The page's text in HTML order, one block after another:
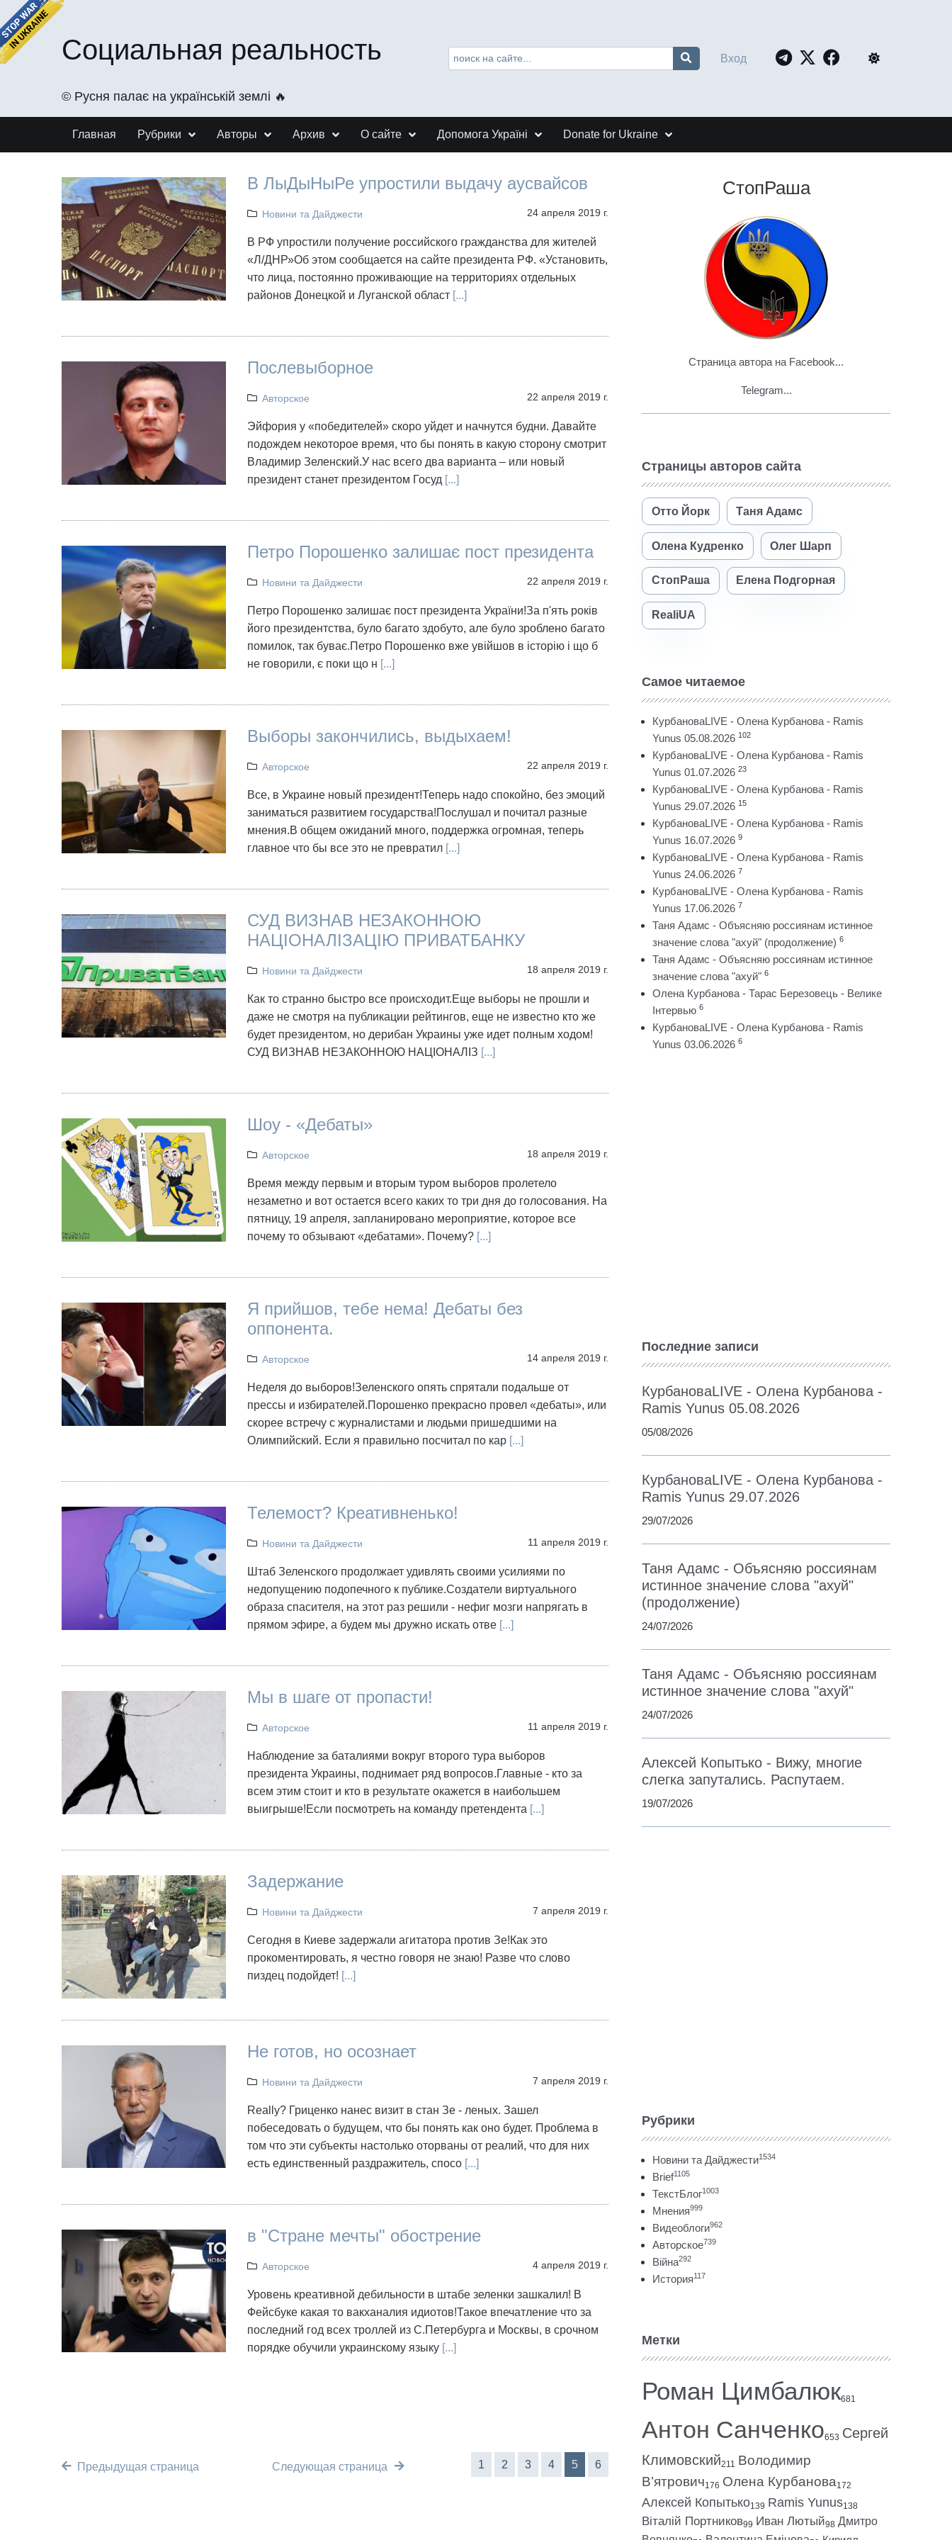
Социальная реальность
©️ Русня палає на українській землі 🔥
Вход
Главная Рубрики Авторы Архив О сайте Допомога Україні Donate for Ukraine
В ЛыДыНыРе упростили выдачу аусвайсов
Новини та Дайджести 24 апреля 2019 г.
В РФ упростили получение российского гражданства для жителей
«Л/ДНР»Об этом сообщается на сайте президента РФ. «Установить,
что лица, постоянно проживающие на территориях отдельных
районов Донецкой и Луганской област [...]
Послевыборное
Авторское 22 апреля 2019 г.
Эйфория у «победителей» скоро уйдет и начнутся будни. Давайте
подождем некоторое время, что бы понять в какую сторону смотрит
Владимир Зеленский.У нас всего два варианта – или новый
президент станет президентом Госуд [...]
Петро Порошенко залишає пост президента
Новини та Дайджести 22 апреля 2019 г.
Петро Порошенко залишає пост президента України!За п'ять років
його президентства, було багато здобуто, але було зроблено багато
помилок, так буває.Петро Порошенко вже увійшов в історію і що б
не говорили, є поки що н [...]
Выборы закончились, выдыхаем!
Авторское 22 апреля 2019 г.
Все, в Украине новый президент!Теперь надо спокойно, без эмоций
заниматься развитием государства!Послушал и почитал разные
мнения.В общем ожиданий много, поддержка огромная, теперь
главное что бы все это не превратил [...]
СУД ВИЗНАВ НЕЗАКОННОЮ
НАЦІОНАЛІЗАЦІЮ ПРИВАТБАНКУ
Новини та Дайджести 18 апреля 2019 г.
Как то странно быстро все происходит.Еще выборы не прошли и
даже не смотря на публикации рейтингов, еще не известно кто же
будет президентом, но дерибан Украины уже идет полным ходом!
СУД ВИЗНАВ НЕЗАКОННОЮ НАЦІОНАЛІЗ [...]
Шоу - «Дебаты»
Авторское 18 апреля 2019 г.
Время между первым и вторым туром выборов пролетело
незаметно и вот остается всего каких то три дня до голосования. На
пятницу, 19 апреля, запланировано мероприятие, которое все
почему то обзывают «дебатами». Почему? [...]
Я прийшов, тебе нема! Дебаты без
оппонента.
Авторское 14 апреля 2019 г.
Неделя до выборов!Зеленского опять спрятали подальше от
прессы и избирателей.Порошенко прекрасно провел «дебаты», или
скорее встречу с журналистами и людьми пришедшими на
Олимпийский. Если я правильно посчитал по кар [...]
Телемост? Креативненько!
Новини та Дайджести 11 апреля 2019 г.
Штаб Зеленского продолжает удивлять своими усилиями по
недопущению подопечного к публике.Создатели виртуального
образа спасителя, на этот раз решили - нефиг мозги напрягать в
прямом эфире, а будем мы дружно искать отве [...]
Мы в шаге от пропасти!
Авторское 11 апреля 2019 г.
Наблюдение за баталиями вокруг второго тура выборов
президента Украины, поднимает ряд вопросов.Главные - кто за
всем этим стоит и кто в результате окажется в наибольшем
выигрыше!Если посмотреть на команду претендента [...]
Задержание
Новини та Дайджести 7 апреля 2019 г.
Сегодня в Киеве задержали агитатора против Зе!Как это
прокоментировать, я честно говоря не знаю! Разве что слово
пиздец подойдет! [...]
Не готов, но осознает
Новини та Дайджести 7 апреля 2019 г.
Really? Гриценко нанес визит в стан Зе - леных. Зашел
побеседовать о будущем, что бы понять как оно будет. Проблема в
том что эти субъекты настолько оторваны от реалий, что для них
есть единственный раздражитель, спосо [...]
в "Стране мечты" обострение
Авторское 4 апреля 2019 г.
Уровень креативной дебильности в штабе зеленки зашкалил! В
Фейсбуке какая то вакханалия идиотов!Такое впечатление что за
последний год всех троллей из С.Петербурга и Москвы, в срочном
порядке обучили украинскому языку [...]
Предыдущая страница Следующая страница 1 2 3 4 5 6
СтопРаша
Страница автора на Facebook...
Telegram...
Страницы авторов сайта
Отто Йорк Таня Адамс
Олена Кудренко Олег Шарп
СтопРаша Елена Подгорная
RealiUA
Самое читаемое
КурбановаLIVE - Олена Курбанова - Ramis
Yunus 05.08.2026 102
КурбановаLIVE - Олена Курбанова - Ramis
Yunus 01.07.2026 23
КурбановаLIVE - Олена Курбанова - Ramis
Yunus 29.07.2026 15
КурбановаLIVE - Олена Курбанова - Ramis
Yunus 16.07.2026 9
КурбановаLIVE - Олена Курбанова - Ramis
Yunus 24.06.2026 7
КурбановаLIVE - Олена Курбанова - Ramis
Yunus 17.06.2026 7
Таня Адамс - Объясняю россиянам истинное
значение слова "ахуй" (продолжение) 6
Таня Адамс - Объясняю россиянам истинное
значение слова "ахуй" 6
Олена Курбанова - Тарас Березовець - Велике
Інтервью 6
КурбановаLIVE - Олена Курбанова - Ramis
Yunus 03.06.2026 6
Последние записи
КурбановаLIVE - Олена Курбанова -
Ramis Yunus 05.08.2026
05/08/2026
КурбановаLIVE - Олена Курбанова -
Ramis Yunus 29.07.2026
29/07/2026
Таня Адамс - Объясняю россиянам
истинное значение слова "ахуй"
(продолжение)
24/07/2026
Таня Адамс - Объясняю россиянам
истинное значение слова "ахуй"
24/07/2026
Алексей Копытько - Вижу, многие
слегка запутались. Распутаем.
19/07/2026
Рубрики
Новини та Дайджести1534
Brief1105
ТекстБлог1003
Мнения999
Видеоблоги962
Авторское739
Війна292
История117
Метки
Роман Цимбалюк681
Антон Санченко653 Сергей
Климовский211 Володимир
В’ятрович176 Олена Курбанова172
Алексей Копытько139 Ramis Yunus138
Віталій Портников99 Иван Лютый98 Дмитро